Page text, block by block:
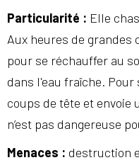
Particularité : Elle
Aux heures de
pour se réchauffer au
dans l'eau fraîche.
coups de tête et envoie
n’est pas dangereuse
Menaces : destruction